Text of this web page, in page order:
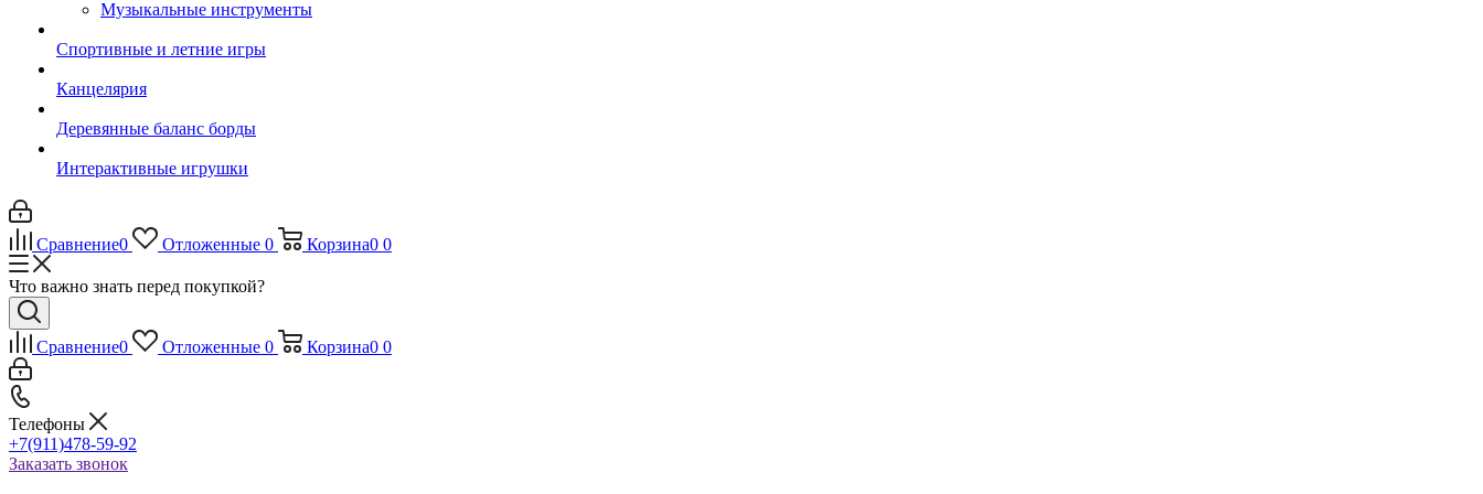
Музыкальные инструменты
Спортивные и летние игры
Канцелярия
Деревянные баланс борды
Интерактивные игрушки
Сравнение0 Отложенные 0 Корзина0 0
Что важно знать перед покупкой?
Сравнение0 Отложенные 0 Корзина0 0
Телефоны
+7(911)478-59-92
Заказать звонок